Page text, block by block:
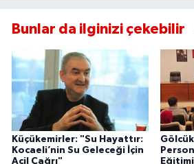
Bunlar da ilginizi çekebilir
Küçükemirler: "Su Hayattır:
Kocaeli’nin Su Geleceği İçin
Acil Çağrı"
Eğitimi